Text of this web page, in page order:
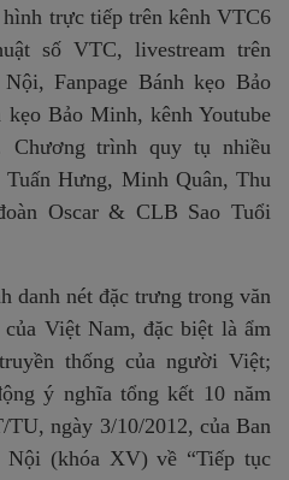
trực tiếp trên kênh VTC6
số VTC, livestream trên
Fanpage Bánh kẹo Bảo
Bảo Minh, kênh Youtube
trình quy tụ nhiều
Hưng, Minh Quân, Thu
Oscar & CLB Sao Tuổi
danh nét đặc trưng trong văn
Việt Nam, đặc biệt là ẩm
thống của người Việt;
ý nghĩa tổng kết 10 năm
ngày 3/10/2012, của Ban
(khóa XV) về “Tiếp tục